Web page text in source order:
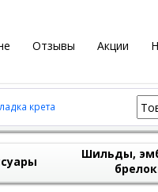
Отзывы Акции
крета
Шильды,